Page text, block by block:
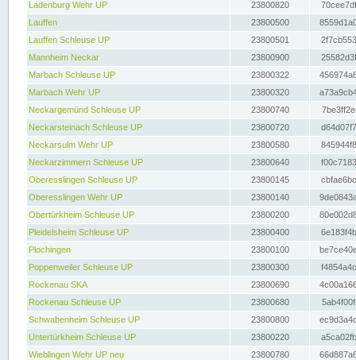
Ladenburg Wehr UP
23800820
Lauffen
23800500
Lauffen Schleuse UP
23800501
Mannheim Neckar
23800900
Marbach Schleuse UP
23800322
Marbach Wehr UP
23800320
Neckargemünd Schleuse UP
23800740
Neckarsteinach Schleuse UP
23800720
Neckarsulm Wehr UP
23800580
Neckarzimmern Schleuse UP
23800640
Oberesslingen Schleuse UP
23800145
Oberesslingen Wehr UP
23800140
Obertürkheim Schleuse UP
23800200
Pleidelsheim Schleuse UP
23800400
Plochingen
23800100
Poppenweiler Schleuse UP
23800300
Rockenau SKA
23800690
Rockenau Schleuse UP
23800680
Schwabenheim Schleuse UP
23800800
Untertürkheim Schleuse UP
23800220
Wieblingen Wehr UP neu
23800780